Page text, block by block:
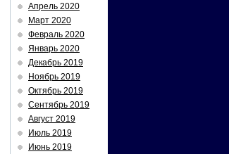
Апрель 2020
Март 2020
Февраль 2020
Январь 2020
Декабрь 2019
Ноябрь 2019
Октябрь 2019
Сентябрь 2019
Август 2019
Июль 2019
Июнь 2019